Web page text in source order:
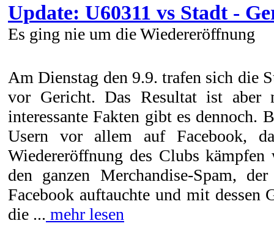
Update: U60311 vs Stadt -
Es ging nie um die Wiedereröffnung
Am Dienstag den 9.9. trafen sich die
vor Gericht. Das Resultat ist aber
interessante Fakten gibt es dennoch.
Usern vor allem auf Facebook,
Wiedereröffnung des Clubs
den ganzen Merchandise-Spam,
Facebook auftauchte und mit dessen
die ... mehr lesen